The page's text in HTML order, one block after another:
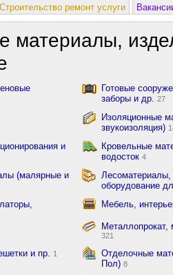
Строительство ремонт услуги
материалы,
Готовые
заборы и др.
27
Изоляционные
звукоизоляция)
и
Кровельные
водосток 4
(малярные и
оборудование
Мебель,
321
и пр. 1
Отделочные
Пол) 8